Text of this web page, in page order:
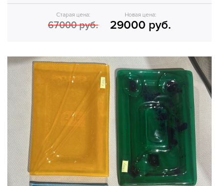
Старая цена:
67000 руб.
Новая цена:
29000 руб.